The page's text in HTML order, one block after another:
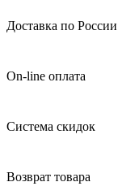
Доставка по России
On-line оплата
Система скидок
Возврат товара